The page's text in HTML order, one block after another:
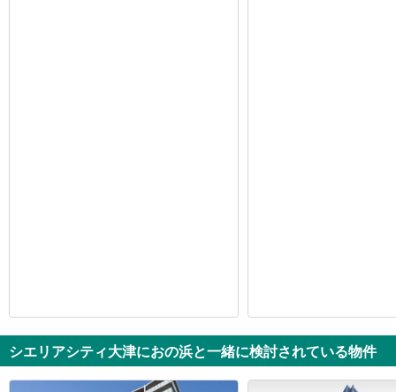
シエリアシティ大津におの浜と一緒に検討されている物件